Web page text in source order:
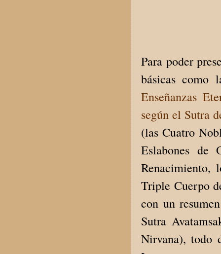
Para poder
básicas como
Enseñanzas
según el Sutra
(las Cuatro
Eslabones de
Renacimiento,
Triple Cuerpo
con un
Sutra
Nirvana), todo